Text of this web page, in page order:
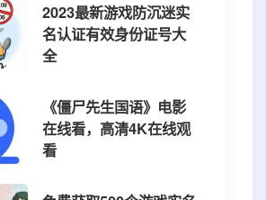
2023最新游戏防沉迷实
名认证有效身份证号大
全
《僵尸先生国语》电影
在线看，高清4K在线观
看